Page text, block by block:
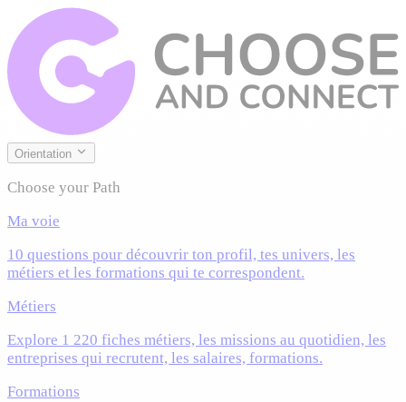
Orientation
Choose your Path
Ma voie
10 questions pour découvrir ton profil, tes univers, les
métiers et les formations qui te correspondent.
Métiers
Explore 1 220 fiches métiers, les missions au quotidien, les
entreprises qui recrutent, les salaires, formations.
Formations